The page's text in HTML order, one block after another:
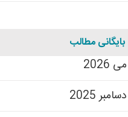
بایگانی مطالب
می 2026
دسامبر 2025